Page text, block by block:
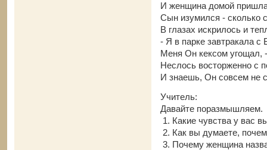
И женщина домой
Сын изумился - сколько
В глазах искрилось и
- Я в парке завтракала с
Меня Он кексом угощал, -
Неслось восторженно с
И знаешь, Он совсем не
Учитель:
Давайте поразмышляем.
1. Какие чувства у вас
2. Как вы думаете,
3. Почему женщина